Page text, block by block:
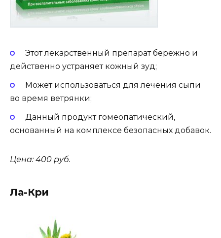
Этот лекарственный препарат бережно и
действенно устраняет кожный зуд;
Может использоваться для лечения сыпи
во время ветрянки;
Данный продукт гомеопатический,
основанный на комплексе безопасных добавок.
Цена: 400 руб.
Ла-Кри